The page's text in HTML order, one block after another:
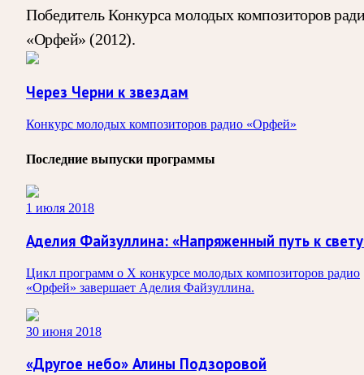
Победитель Конкурса молодых композиторов
«Орфей» (2012).
Через Черни к звездам
Конкурс молодых композиторов радио «Орфей»
Последние выпуски программы
1 июля 2018
Аделия Файзуллина: «Напряженный путь к
Цикл программ о X конкурсе молодых композиторов радио
«Орфей» завершает Аделия Файзуллина.
30 июня 2018
«Другое небо» Алины Подзоровой